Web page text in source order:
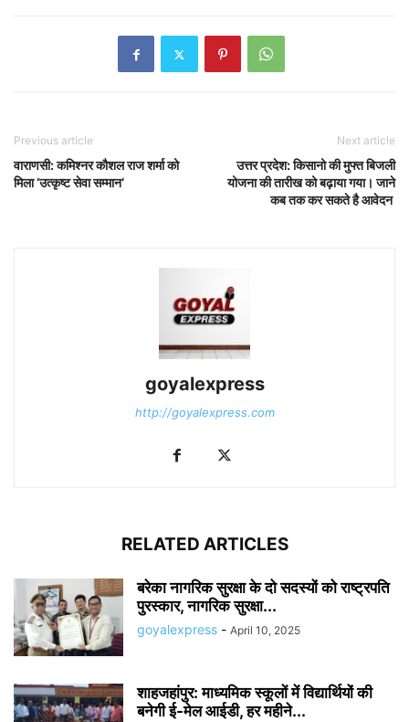
Previous article
वाराणसी: कमिश्नर कौशल राज शर्मा को
मिला ‘उत्कृष्ट सेवा सम्मान’
Next article
उत्तर प्रदेश: किसानो की मुफ्त बिजली
योजना की तारीख को बढ़ाया गया। जाने
कब तक कर सकते है आवेदन
goyalexpress
http://goyalexpress.com
RELATED ARTICLES
बरेका नागरिक सुरक्षा के दो सदस्यों को राष्ट्रपति
पुरस्कार, नागरिक सुरक्षा...
goyalexpress - April 10, 2025
शाहजहांपुर: माध्यमिक स्कूलाें में विद्यार्थियों की
बनेगी ई-मेल आईडी, हर महीने...